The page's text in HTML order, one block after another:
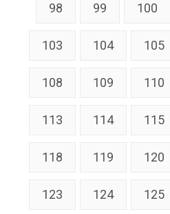
98 99 100
103 104 105
108 109 110
113 114 115
118 119 120
123 124 125